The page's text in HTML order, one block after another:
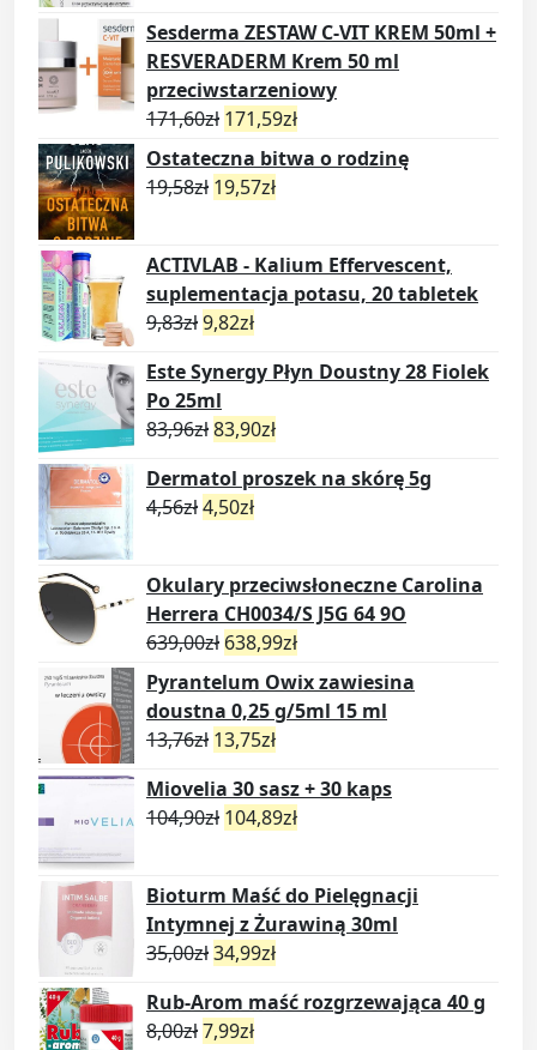
Sesderma ZESTAW C-VIT KREM 50ml +
RESVERADERM Krem 50 ml
przeciwstarzeniowy
171,60zł 171,59zł
Ostateczna bitwa o rodzinę
19,58zł 19,57zł
ACTIVLAB - Kalium Effervescent,
suplementacja potasu, 20 tabletek
9,83zł9,82zł
Este Synergy Płyn Doustny 28 Fiolek
Po 25ml
83,96zł83,90zł
Dermatol proszek na skórę 5g
4,56zł4,50zł
Okulary przeciwsłoneczne Carolina
Herrera CH0034/S J5G 64 9O
639,00zł 638,99zł
Pyrantelum Owix zawiesina
doustna 0,25 g/5ml 15 ml
13,76zł 13,75zł
Miovelia 30 sasz + 30 kaps
104,90zł 104,89zł
Bioturm Maść do Pielęgnacji
Intymnej z Żurawiną 30ml
35,00zł34,99zł
Rub-Arom maść rozgrzewająca 40 g
8,00zł7,99zł